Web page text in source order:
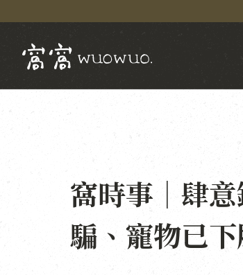
窩時事｜肆
騙、寵物已